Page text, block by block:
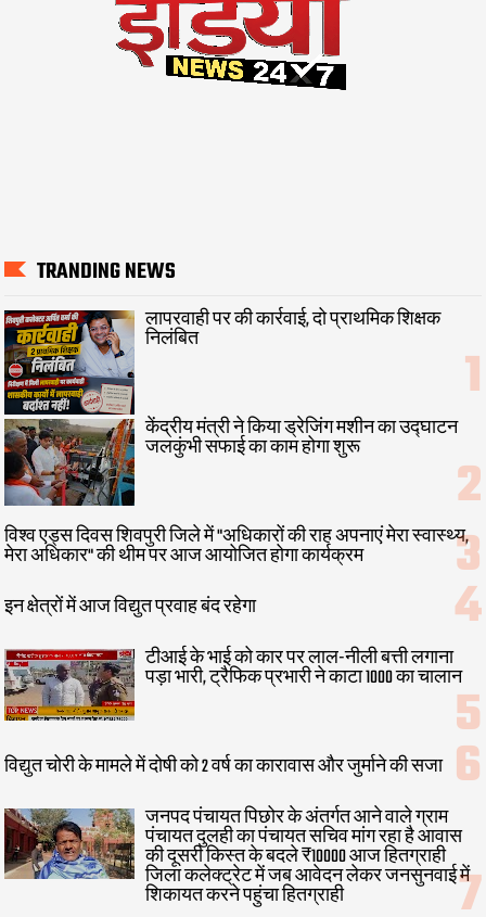
TRANDING NEWS
लापरवाही पर की कार्रवाई, दो प्राथमिक शिक्षक
निलंबित
केंद्रीय मंत्री ने किया ड्रेजिंग मशीन का उद्घाटन
जलकुंभी सफाई का काम होगा शुरू
विश्व एड्स दिवस शिवपुरी जिले में "अधिकारों की राह अपनाएं मेरा स्वास्थ्य,
मेरा अधिकार" की थीम पर आज आयोजित होगा कार्यक्रम
इन क्षेत्रों में आज विद्युत प्रवाह बंद रहेगा
टीआई के भाई को कार पर लाल-नीली बत्ती लगाना
पड़ा भारी, ट्रैफिक प्रभारी ने काटा 1000 का चालान
विद्युत चोरी के मामले में दोषी को 2 वर्ष का कारावास और जुर्माने की सजा
जनपद पंचायत पिछोर के अंतर्गत आने वाले ग्राम
पंचायत दुलही का पंचायत सचिव मांग रहा है आवास
की दूसरी किस्त के बदले ₹10000 आज हितग्राही
जिला कलेक्ट्रेट में जब आवेदन लेकर जनसुनवाई में
शिकायत करने पहुंचा हितग्राही